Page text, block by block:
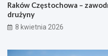
Raków Częstochowa –
drużyny
8 kwietnia 2026